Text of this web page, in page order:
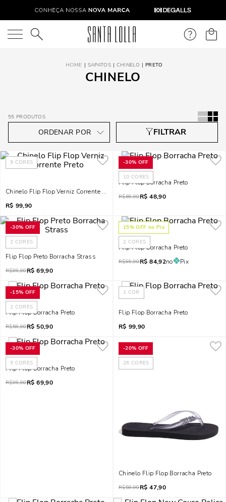
O que você está procurando?
SAPATOS CHINELO PRETO
CHINELO
55 PRODUTOS
9 CORES
Chinelo Flip Flop Verniz Corrente Preto
R$ 99,90
-30% OFF
10 CORES
Flip Flop Borracha Preto
R$69,90R$ 48,90
-30% OFF
2 CORES
Flip Flop Preto Borracha Strass
R$99,90R$ 69,90
15% OFF no Pix
2 CORES
Flip Flop Borracha Preto
R$99,90R$ 84,92no Pix
-15% OFF
2 CORES
Flip Flop Borracha Preto
R$59,90R$ 50,90
1 COR
Flip Flop Borracha Preto
R$ 99,90
-30% OFF
9 CORES
Flip Flop Borracha Preto
R$99,90R$ 69,90
-20% OFF
26 CORES
Chinelo Flip Flop Borracha Preto
R$59,90R$ 47,90